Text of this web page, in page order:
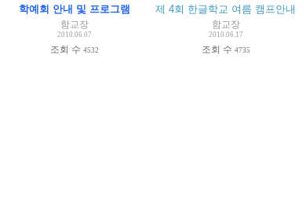
학예회 안내 및 프로그램
함교장
2010.06.07
조회 수 4532
제 4회 한글학교 여름 캠프안내(
함교장
2010.06.17
조회 수 4735